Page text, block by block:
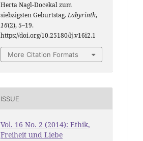
Herta Nagl-Docekal zum
siebzigsten Geburtstag.Labyrinth,
16(2), 5–19.
https://doi.org/10.25180/lj.v16i2.1
More Citation Formats
ISSUE
Vol. 16 No. 2 (2014): Ethik,
Freiheit und Liebe